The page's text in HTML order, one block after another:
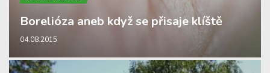
Borelióza aneb když se přisaje klíště
04.08.2015